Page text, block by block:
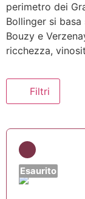
perimetro dei
Bollinger si
Bouzy e
ricchezza,
Filtri
Esaurito